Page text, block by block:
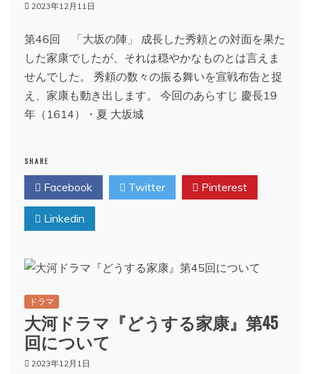
2023年12月11日
第46回 「大坂の陣」 成長した秀頼との対面を果た
した家康でしたが、それは穏やかなものとは言えま
せんでした。 秀頼の数々の振る舞いを宣戦布告と捉
え、家康も動き出します。 今回のあらすじ 慶長19
年（1614）・夏 大坂城
SHARE
Facebook Twitter Pinterest
Linkedin
ドラマ
大河ドラマ『どうする家康』第45
回について
2023年12月1日